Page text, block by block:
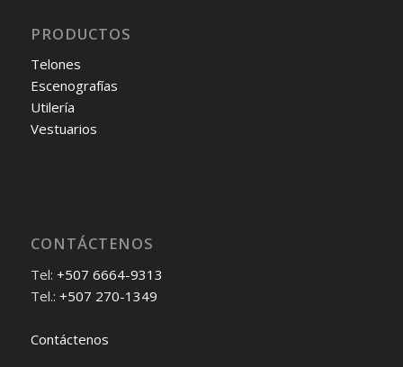
PRODUCTOS
Telones
Escenografías
Utilería
Vestuarios
CONTÁCTENOS
Tel: +507 6664-9313
Tel.: +507 270-1349
Contáctenos